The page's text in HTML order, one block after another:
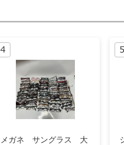
メガネ サングラス 大